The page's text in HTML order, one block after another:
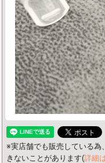
※実店舗でも販売している為
きないことがあります(詳細